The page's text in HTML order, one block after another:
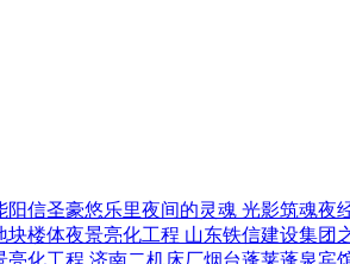
光影筑魂夜
山东铁信建设集团
济南二机床厂烟台蓬莱蓬泉宾